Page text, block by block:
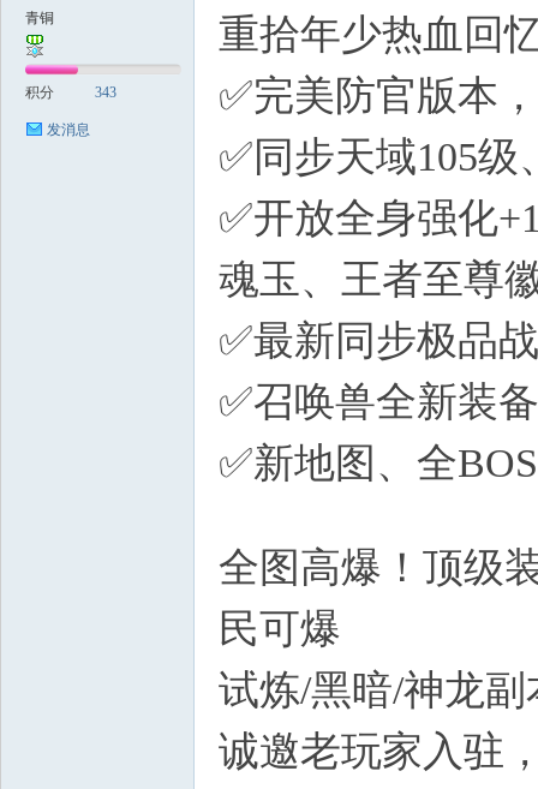
青铜
积分 343
发消息
重拾年少热血回
✅完美防官版本
✅同步天域105
✅开放全身强化
魂玉、王者至尊
✅最新同步极品
✅召唤兽全新装
✅新地图、全
全图高爆！顶级
民可爆
试炼/黑暗/神龙
诚邀老玩家入驻